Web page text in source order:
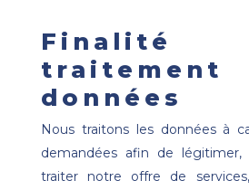
données
Nous traitons les données à
demandées afin de légitimer,
traiter notre offre de